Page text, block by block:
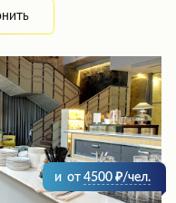
здесь легко
семьи или
и
самые
и от 4500 /чел.